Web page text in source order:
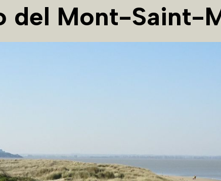
del Mont-Saint-